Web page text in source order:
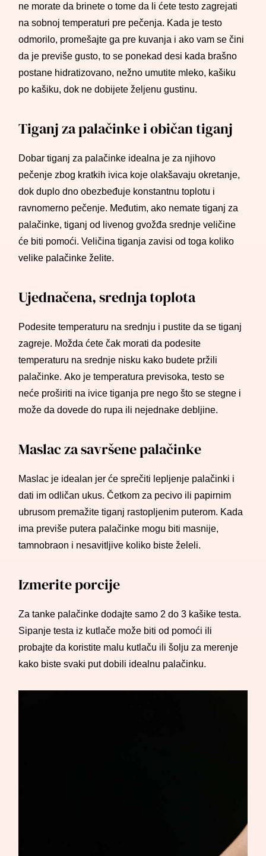
ne morate da brinete o tome da li ćete testo zagrejati
na sobnoj temperaturi pre pečenja. Kada je testo
odmorilo, promešajte ga pre kuvanja i ako vam se čini
da je previše gusto, to se ponekad desi kada brašno
postane hidratizovano, nežno umutite mleko, kašiku
po kašiku, dok ne dobijete željenu gustinu.
Tiganj za palačinke i običan tiganj
Dobar tiganj za palačinke idealna je za njihovo
pečenje zbog kratkih ivica koje olakšavaju okretanje,
dok duplo dno obezbeđuje konstantnu toplotu i
ravnomerno pečenje. Međutim, ako nemate tiganj za
palačinke, tiganj od livenog gvožđa srednje veličine
će biti pomoći. Veličina tiganja zavisi od toga koliko
velike palačinke želite.
Ujednačena, srednja toplota
Podesite temperaturu na srednju i pustite da se tiganj
zagreje. Možda ćete čak morati da podesite
temperaturu na srednje nisku kako budete pržili
palačinke. Ako je temperatura previsoka, testo se
neće proširiti na ivice tiganja pre nego što se stegne i
može da dovede do rupa ili nejednake debljine.
Maslac za savršene palačinke
Maslac je idealan jer će sprečiti lepljenje palačinki i
dati im odličan ukus. Četkom za pecivo ili papirnim
ubrusom premažite tiganj rastopljenim puterom. Kada
ima previše putera palačinke mogu biti masnije,
tamnobraon i nesavitljive koliko biste želeli.
Izmerite porcije
Za tanke palačinke dodajte samo 2 do 3 kašike testa.
Sipanje testa iz kutlače može biti od pomoći ili
probajte da koristite malu kutlaču ili šolju za merenje
kako biste svaki put dobili idealnu palačinku.